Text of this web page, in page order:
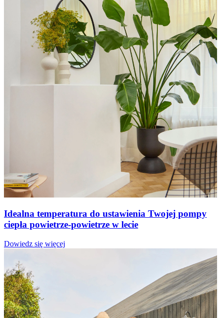
Idealna temperatura do ustawienia Twojej pompy
ciepła powietrze-powietrze w lecie
Dowiedz się więcej